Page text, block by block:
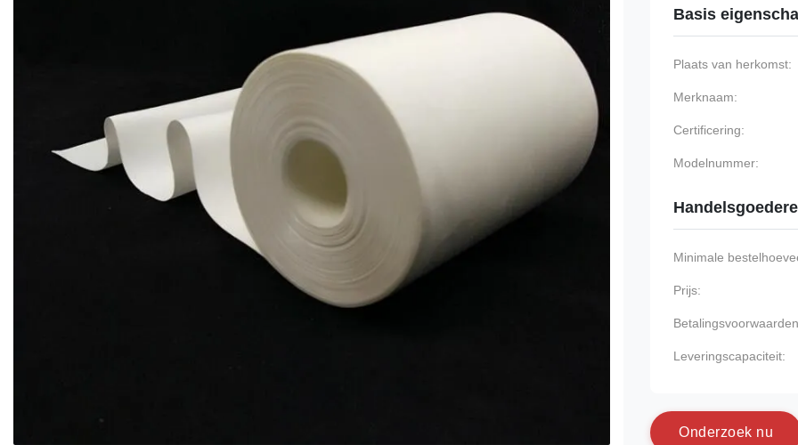
Basis
Plaats van herkomst:
Merknaam:
Certificering:
Modelnummer:
Minimale
Prijs:
Leveringscapaciteit:
Onderzoek nu